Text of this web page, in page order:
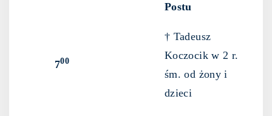
Postu
700
† Tadeusz
Koczocik w 2 r.
śm. od żony i
dzieci